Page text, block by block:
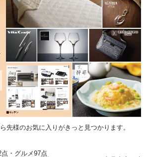
先様のお気に入りがきっと見つかります。
・グルメ97点